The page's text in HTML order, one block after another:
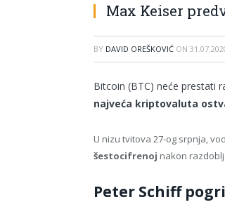
Max Keiser
BY DAVID OREŠKOVIĆ ON
Bitcoin (BTC) neće prestati
najveća kriptovaluta
U nizu tvitova 27-og srpnja,
šestocifrenoj nakon
Peter Schiff